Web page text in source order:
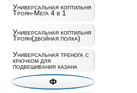
Универсальная коптильня
Троян-Мега 4 в 1
Универсальная коптильня
Троян(двойная полка)
Универсальная тренога с
крючком для
подвешивания казана
Ф